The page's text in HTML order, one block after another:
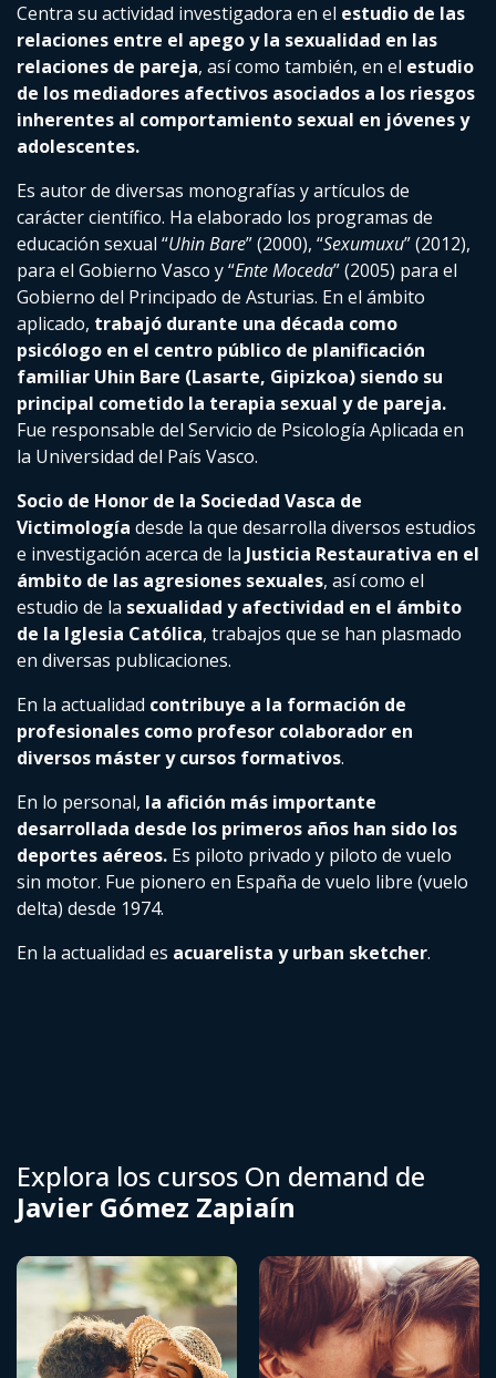
Centra su actividad investigadora en el estudio de las
relaciones entre el apego y la sexualidad en las
relaciones de pareja, así como también, en el estudio
de los mediadores afectivos asociados a los riesgos
inherentes al comportamiento sexual en jóvenes y
adolescentes.
Es autor de diversas monografías y artículos de
carácter científico. Ha elaborado los programas de
educación sexual “Uhin Bare” (2000), “Sexumuxu” (2012),
para el Gobierno Vasco y “Ente Moceda” (2005) para el
Gobierno del Principado de Asturias. En el ámbito
aplicado, trabajó durante una década como
psicólogo en el centro público de planificación
familiar Uhin Bare (Lasarte, Gipizkoa) siendo su
principal cometido la terapia sexual y de pareja.
Fue responsable del Servicio de Psicología Aplicada en
la Universidad del País Vasco.
Socio de Honor de la Sociedad Vasca de
Victimología desde la que desarrolla diversos estudios
e investigación acerca de la Justicia Restaurativa en el
ámbito de las agresiones sexuales, así como el
estudio de la sexualidad y afectividad en el ámbito
de la Iglesia Católica, trabajos que se han plasmado
en diversas publicaciones.
En la actualidad contribuye a la formación de
profesionales como profesor colaborador en
diversos máster y cursos formativos.
En lo personal, la afición más importante
desarrollada desde los primeros años han sido los
deportes aéreos. Es piloto privado y piloto de vuelo
sin motor. Fue pionero en España de vuelo libre (vuelo
delta) desde 1974.
En la actualidad es acuarelista y urban sketcher.
Explora los cursos On demand de
Javier Gómez Zapiaín